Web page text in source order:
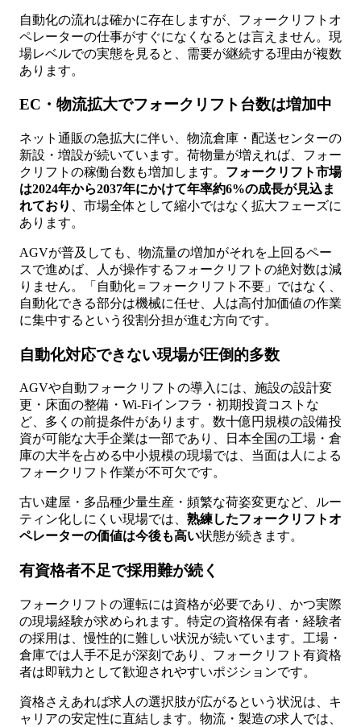
自動化の流れは確かに存在しますが、フォークリフトオ
ペレーターの仕事がすぐになくなるとは言えません。現
場レベルでの実態を見ると、需要が継続する理由が複数
あります。
EC・物流拡大でフォークリフト台数は増加中
ネット通販の急拡大に伴い、物流倉庫・配送センターの
新設・増設が続いています。荷物量が増えれば、フォー
クリフトの稼働台数も増加します。 フォークリフト市場
は2024年から2037年にかけて年率約6%の成長が見込ま
れており
、市場全体として縮小ではなく拡大フェーズに
あります。
AGVが普及しても、物流量の増加がそれを上回るペー
スで進めば、人が操作するフォークリフトの絶対数は減
りません。「自動化＝フォークリフト不要」ではなく、
自動化できる部分は機械に任せ、人は高付加価値の作業
に集中するという役割分担が進む方向です。
自動化対応できない現場が圧倒的多数
AGVや自動フォークリフトの導入には、施設の設計変
更・床面の整備・Wi-Fiインフラ・初期投資コストな
ど、多くの前提条件があります。数十億円規模の設備投
資が可能な大手企業は一部であり、日本全国の工場・倉
庫の大半を占める中小規模の現場では、当面は人による
フォークリフト作業が不可欠です。
古い建屋・多品種少量生産・頻繁な荷姿変更など、ルー
ティン化しにくい現場では、 熟練したフォークリフトオ
ペレーターの価値は今後も高い状態が続きます。
有資格者不足で採用難が続く
フォークリフトの運転には資格が必要であり、かつ実際
の現場経験が求められます。特定の資格保有者・経験者
の採用は、慢性的に難しい状況が続いています。工場・
倉庫では人手不足が深刻であり、フォークリフト有資格
者は即戦力として歓迎されやすいポジションです。
資格さえあれば求人の選択肢が広がるという状況は、キ
ャリアの安定性に直結します。物流・製造の求人では、